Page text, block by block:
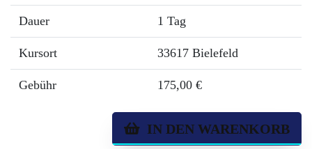
Dauer 1 Tag
Kursort 33617 Bielefeld
Gebühr 175,00 €
IN DEN WARENKORB